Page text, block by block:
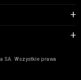
SA. Wszystkie prawa